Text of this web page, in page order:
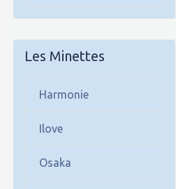
Les Minettes
Harmonie
Ilove
Osaka